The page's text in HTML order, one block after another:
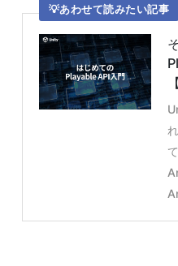
あわせて読みたい記事